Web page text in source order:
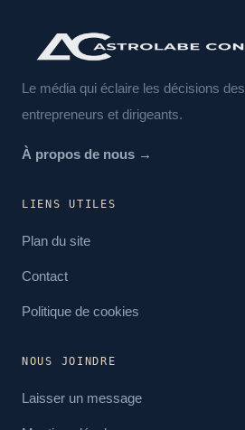
Le média qui éclaire les décisions des
entrepreneurs et dirigeants.
À propos de nous →
LIENS UTILES
Plan du site
Contact
Politique de cookies
NOUS JOINDRE
Laisser un message